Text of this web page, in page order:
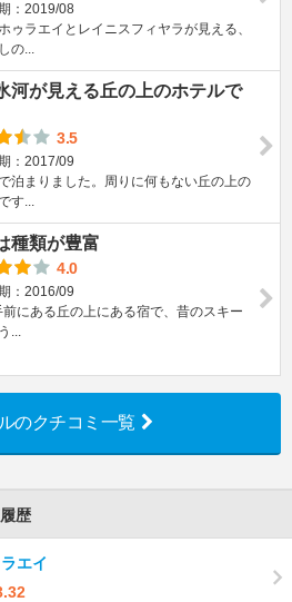
：2019/08
ゥラエイとレイニスフィヤラが見える、
の...
河が見える丘の上のホテルで
3.5
：2017/09
泊まりました。周りに何もない丘の上の
す...
種類が豊富
4.0
：2016/09
にある丘の上にある宿で、昔のスキー
...
のクチコミ一覧
歴
エイ